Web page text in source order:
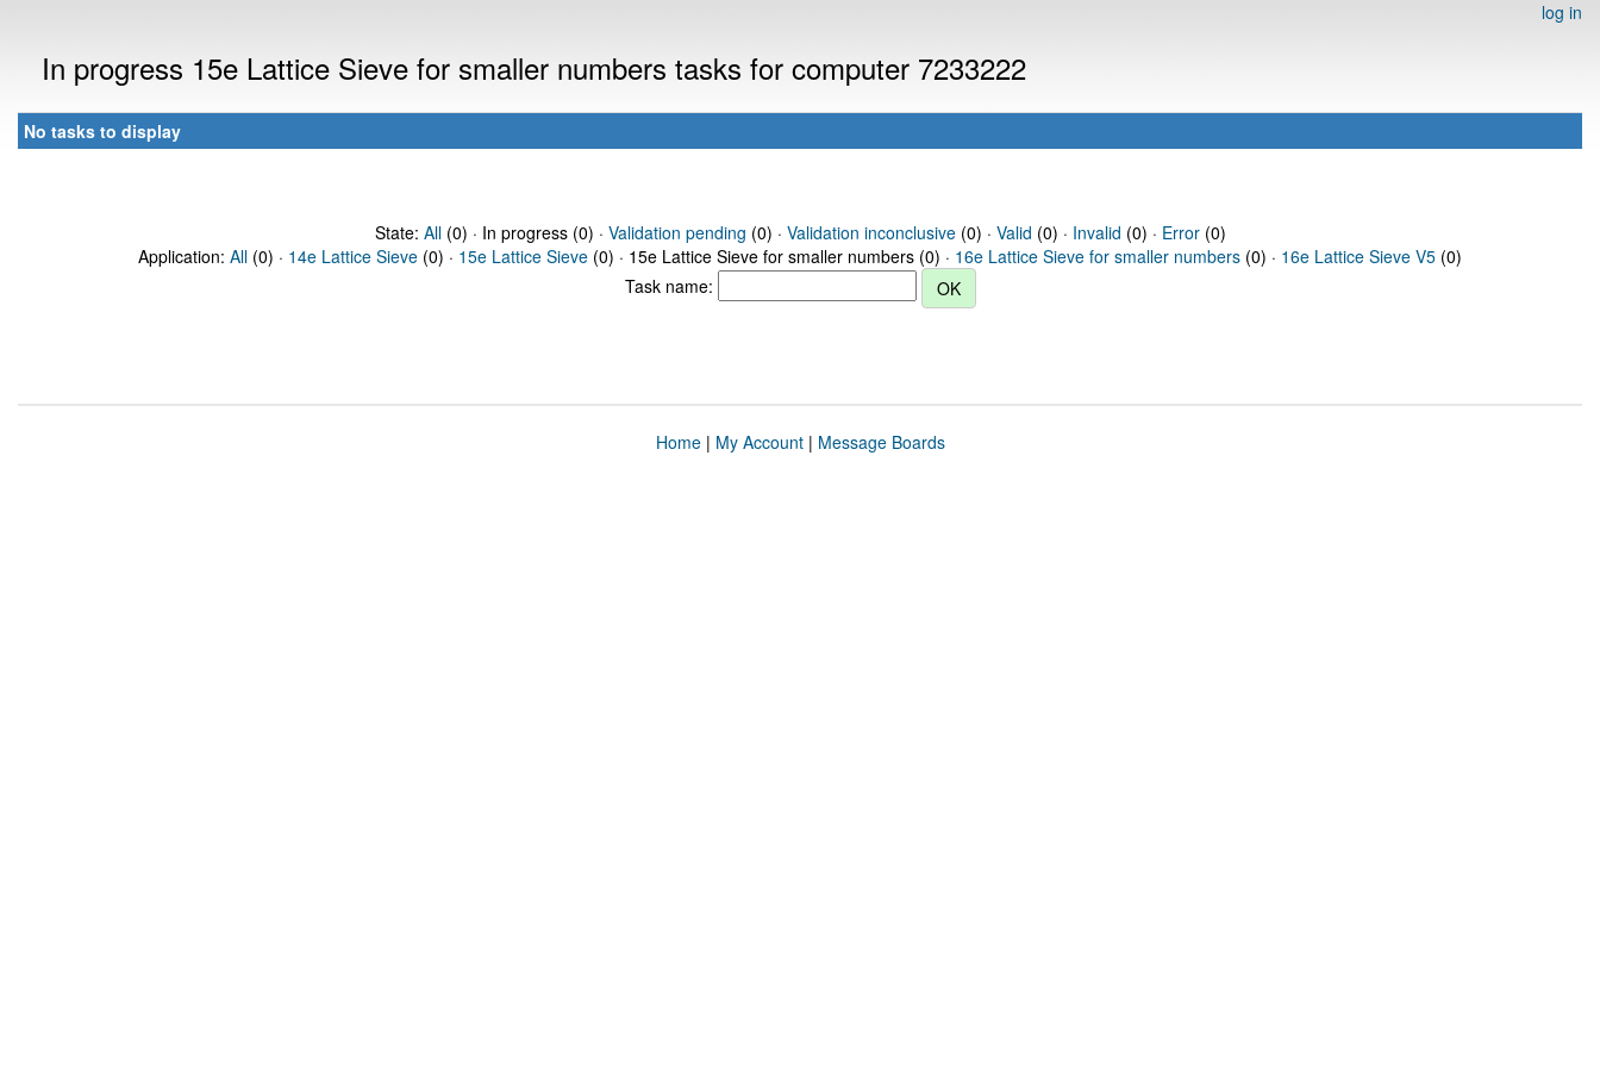
log in
In progress 15e Lattice Sieve for smaller numbers tasks for computer 7233222
No tasks to display
State: All(0) · In progress (0) · Validation pending (0) · Validation inconclusive(0) · Valid (0) · Invalid (0) · Error(0)
Application: All (0) · 14e Lattice Sieve (0) · 15e Lattice Sieve (0) · 15e Lattice Sieve for smaller numbers (0) · 16e Lattice Sieve for smaller numbers (0) · 16e Lattice Sieve V5 (0)
Task name:
Home| My Account| Message Boards